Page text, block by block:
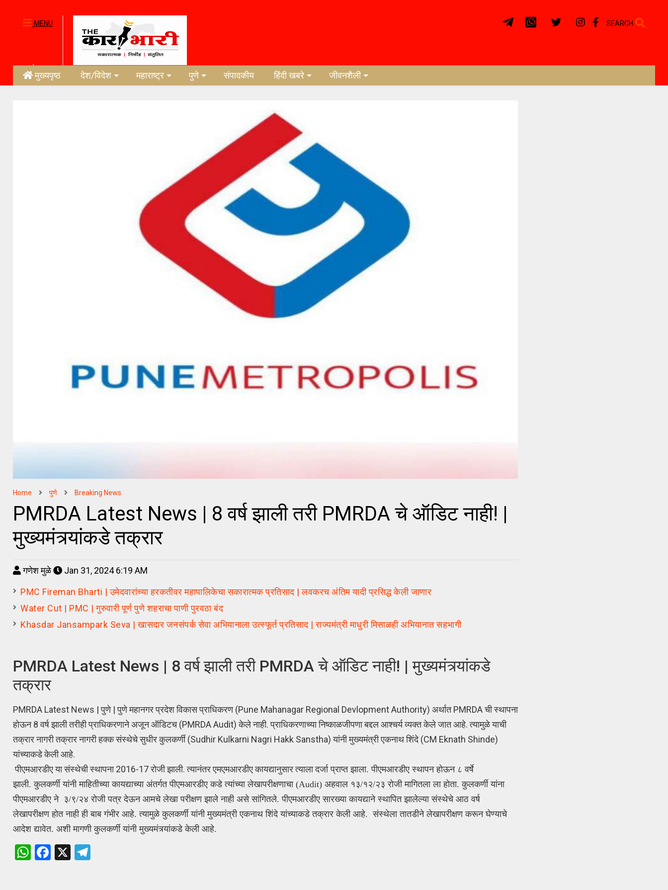
MENU SEARCH
मुख्यपृष्ठ देश/विदेश महाराष्ट्र पुणे संपादकीय हिंदी खबरे जीवनशैली
Home पुणे Breaking News
PMRDA Latest News | 8 वर्ष झाली तरी PMRDA चे ऑडिट नाही! |
मुख्यमंत्र्यांकडे तक्रार
गणेश मुळे Jan 31, 2024 6:19 AM
PMC Fireman Bharti | उमेदवारांच्या हरकतीवर महापालिकेचा सकारात्मक प्रतिसाद | लवकरच अंतिम यादी प्रसिद्ध केली जाणार
Water Cut | PMC | गुरुवारी पूर्ण पुणे शहराचा पाणी पुरवठा बंद
Khasdar Jansampark Seva | खासदार जनसंपर्क सेवा अभियानाला उत्स्फूर्त प्रतिसाद | राज्यमंत्री माधुरी मिसाळही अभियानात सहभागी
PMRDA Latest News | 8 वर्ष झाली तरी PMRDA चे ऑडिट नाही! | मुख्यमंत्र्यांकडे
तक्रार
PMRDA Latest News | पुणे | पुणे महानगर प्रदेश विकास प्राधिकरण (Pune Mahanagar Regional Devlopment Authority) अर्थात PMRDA ची स्थापना
होऊन 8 वर्ष झाली तरीही प्राधिकरणाने अजून ऑडिटच (PMRDA Audit) केले नाही. प्राधिकरणाच्या निष्काळजीपणा बद्दल आश्चर्य व्यक्त केले जात आहे. त्यामुळे याची
तक्रार नागरी तक्रार नागरी हक्क संस्थेचे सुधीर कुलकर्णी (Sudhir Kulkarni Nagri Hakk Sanstha) यांनी मुख्यमंत्री एकनाथ शिंदे (CM Eknath Shinde)
यांच्याकडे केली आहे.
पीएमआरडीए या संस्थेची स्थापना 2016-17 रोजी झाली. त्यानंतर एमएमआरडीए कायद्यानुसार त्यालादर्जा प्राप्त झाला. पीएमआरडीए स्थापन होऊन ८ वर्षे
झाली. कुलकर्णी यांनीमाहितीच्या कायद्याच्या अंतर्गत पीएमआरडीए कडे त्यांच्या लेखापरीक्षणाचा (Audit) अहवाल १३/१२/२३ रोजी मागितला ला होता. कुलकर्णी यांना
पीएमआरडीए ने ३/९/२४ रोजी पत्र देऊन आमचे लेखा परीक्षण झाले नाही असे सांगितले. पीएमआरडीए सारख्या कायद्याने स्थापित झालेल्या संस्थेचे आठ वर्ष
लेखापरीक्षण होत नाही ही बाब गंभीर आहे. त्यामुळे कुलकर्णी यांनी मुख्यमंत्री एकनाथ शिंदे यांच्याकडे तक्रार केली आहे. संस्थेला तातडीने लेखापरीक्षण करून घेण्याचे
आदेश द्यावेत. अशी मागणी कुलकर्णी यांनी मुख्यमंत्र्यांकडे केली आहे.
W F
X